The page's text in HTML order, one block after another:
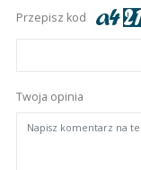
Przepisz kod
Twoja opinia